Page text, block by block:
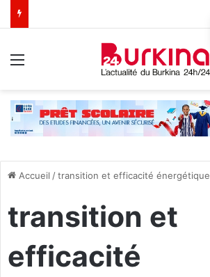
Accueil /transition et efficacité énergétique
transition et
efficacité